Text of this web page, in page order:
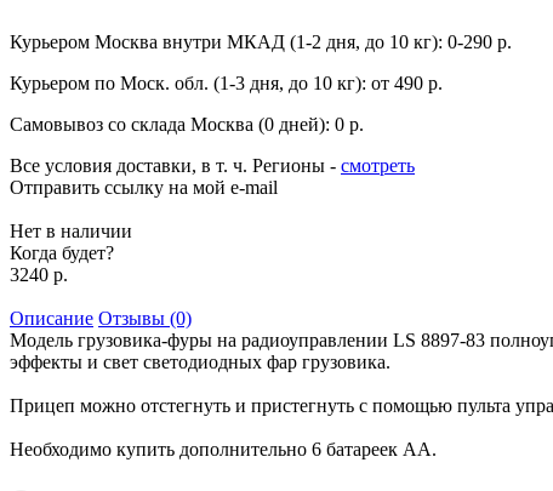
Курьером Москва внутри МКАД (1-2 дня, до 10 кг): 0-290 р.
Курьером по Моск. обл. (1-3 дня, до 10 кг): от 490 р.
Самовывоз со склада Москва (0 дней): 0 р.
Все условия доставки, в т. ч. Регионы - смотреть
Отправить ссылку на мой e-mail
Нет в наличии
Когда будет?
3240 р.
Описание Отзывы (0)
Модель грузовика-фуры на радиоуправлении LS 8897-83
эффекты и свет светодиодных фар грузовика.
Прицеп можно отстегнуть и пристегнуть с помощью пульта
Необходимо купить дополнительно 6 батареек АА.